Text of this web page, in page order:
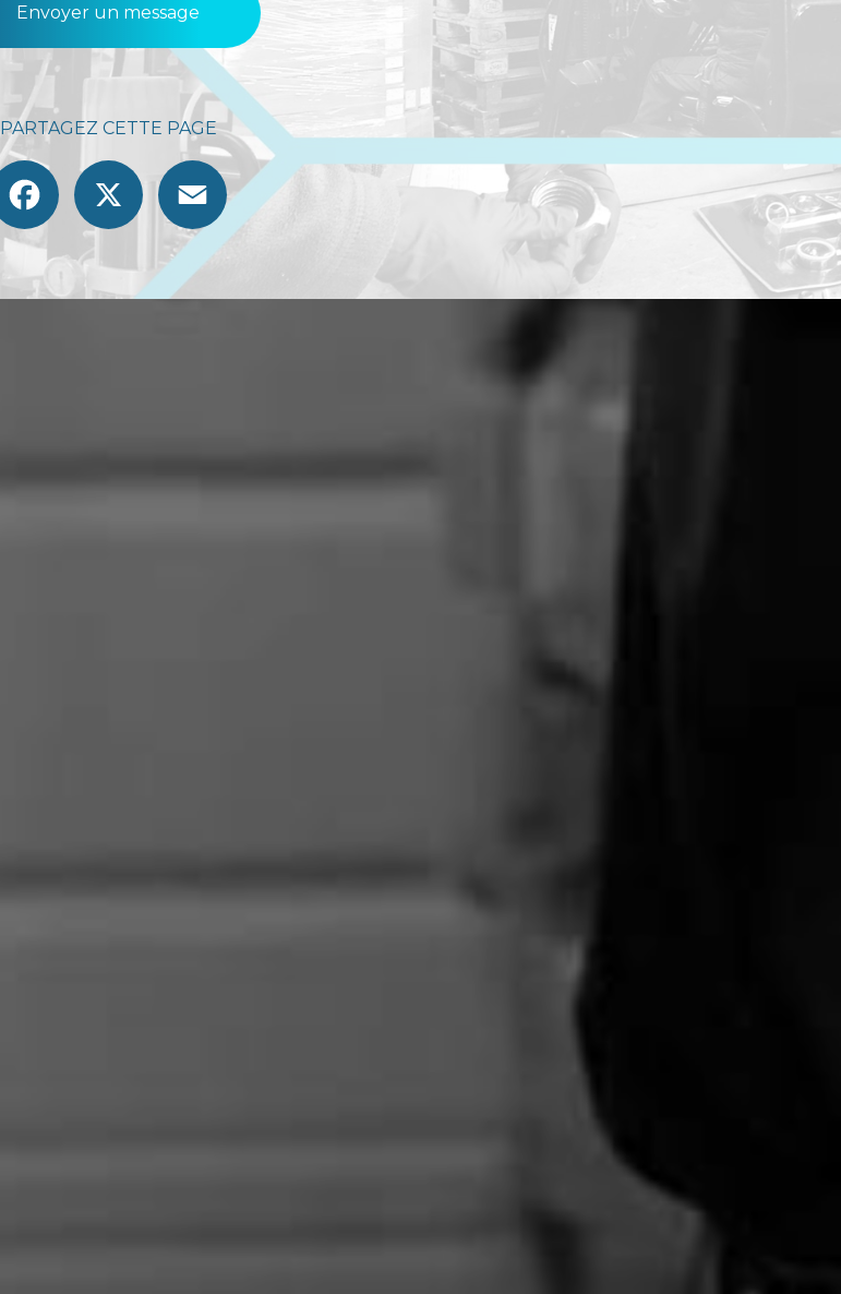
Envoyer un message
PARTAGEZ CETTE PAGE
Facebook
Email